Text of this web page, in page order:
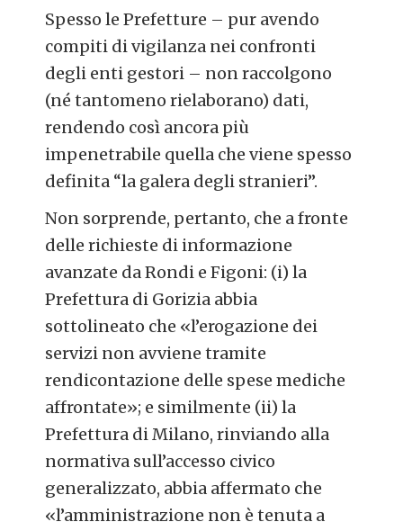
Spesso le Prefetture – pur avendo
compiti di vigilanza nei confronti
degli enti gestori – non raccolgono
(né tantomeno rielaborano) dati,
rendendo così ancora più
impenetrabile quella che viene spesso
definita “la galera degli stranieri”.
Non sorprende, pertanto, che a fronte
delle richieste di informazione
avanzate da Rondi e Figoni: (i) la
Prefettura di Gorizia abbia
sottolineato che «l’erogazione dei
servizi non avviene tramite
rendicontazione delle spese mediche
affrontate»; e similmente (ii) la
Prefettura di Milano, rinviando alla
normativa sull’accesso civico
generalizzato, abbia affermato che
«l’amministrazione non è tenuta a